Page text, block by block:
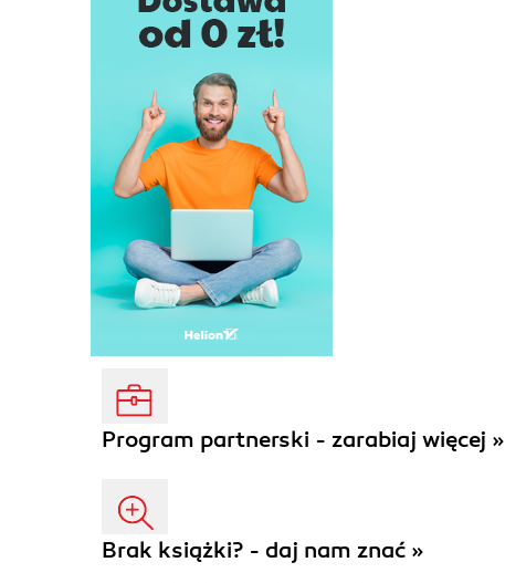
Program partnerski - zarabiaj więcej »
Brak książki? - daj nam znać »